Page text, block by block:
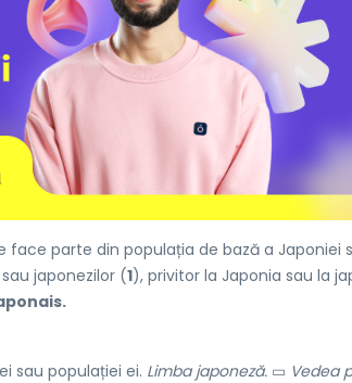
face parte din populația de bază a Japoniei
japonezilor (1), privitor la Japonia sau la
sau populației ei. Limba japoneză. ▭ Vedea